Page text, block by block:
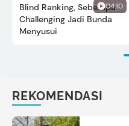
04:10
Blind Ranking, Seberapa
Challenging Jadi Bunda
Menyusui
REKOMENDASI